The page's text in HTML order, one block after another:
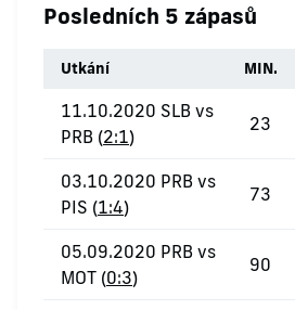
Posledních 5 zápasů
Utkání MIN.
11.10.2020 SLB vs
PRB (2:1)
23
03.10.2020 PRB vs
PIS (1:4)
73
05.09.2020 PRB vs
MOT (0:3)
90